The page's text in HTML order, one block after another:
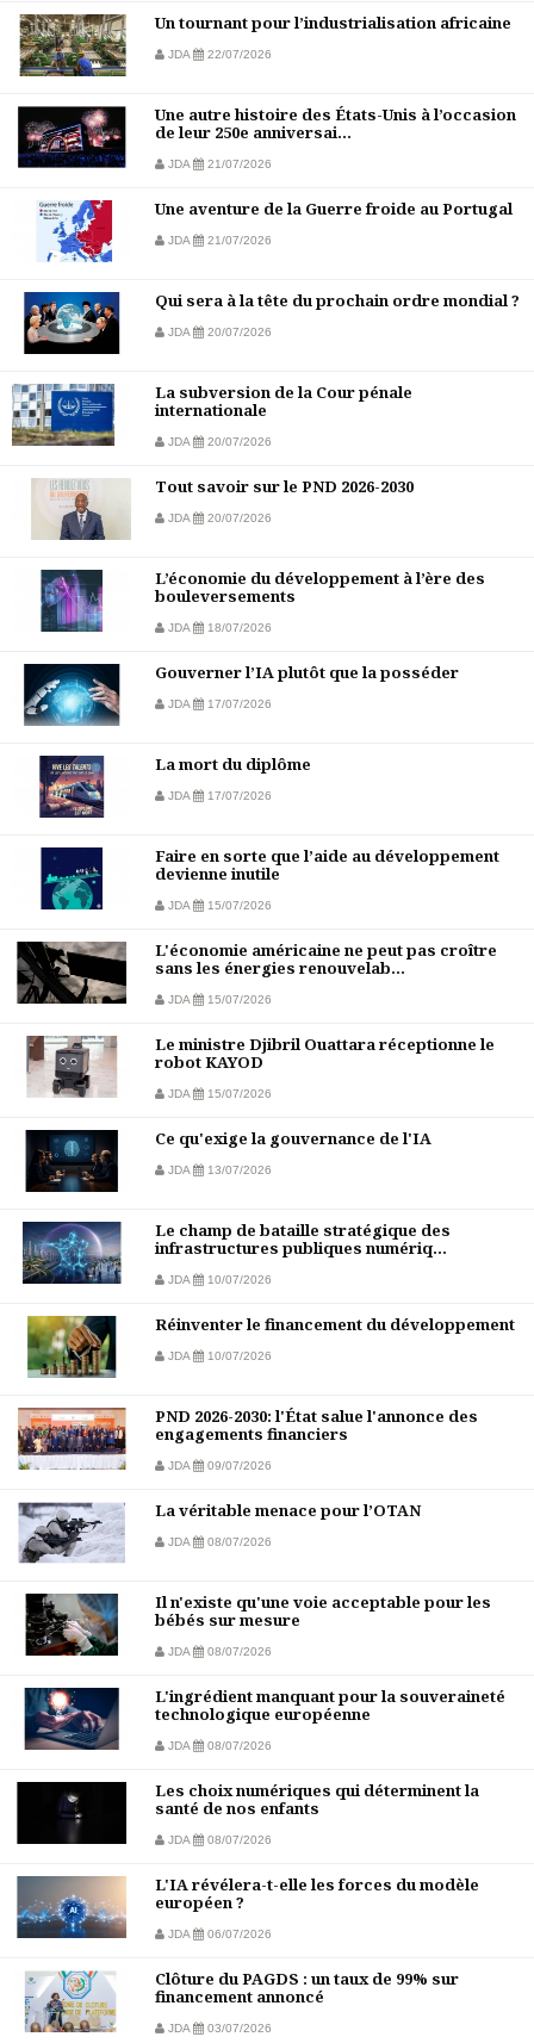
Un tournant pour l’industrialisation africaine
JDA 22/07/2026
Une autre histoire des États-Unis à l’occasion
de leur 250e anniversai...
JDA 21/07/2026
Une aventure de la Guerre froide au Portugal
JDA 21/07/2026
Qui sera à la tête du prochain ordre mondial ?
JDA 20/07/2026
La subversion de la Cour pénale
internationale
JDA 20/07/2026
Tout savoir sur le PND 2026-2030
JDA 20/07/2026
L’économie du développement à l’ère des
bouleversements
JDA 18/07/2026
Gouverner l’IA plutôt que la posséder
JDA 17/07/2026
La mort du diplôme
JDA 17/07/2026
Faire en sorte que l’aide au développement
devienne inutile
JDA 15/07/2026
L'économie américaine ne peut pas croître
sans les énergies renouvelab...
JDA 15/07/2026
Le ministre Djibril Ouattara réceptionne le
robot KAYOD
JDA 15/07/2026
Ce qu'exige la gouvernance de l'IA
JDA 13/07/2026
Le champ de bataille stratégique des
infrastructures publiques numériq...
JDA 10/07/2026
Réinventer le financement du développement
JDA 10/07/2026
PND 2026-2030: l'État salue l'annonce des
engagements financiers
JDA 09/07/2026
La véritable menace pour l’OTAN
JDA 08/07/2026
Il n'existe qu'une voie acceptable pour les
bébés sur mesure
JDA 08/07/2026
L'ingrédient manquant pour la souveraineté
technologique européenne
JDA 08/07/2026
Les choix numériques qui déterminent la
santé de nos enfants
JDA 08/07/2026
L'IA révélera-t-elle les forces du modèle
européen ?
JDA 06/07/2026
Clôture du PAGDS : un taux de 99% sur
financement annoncé
JDA 03/07/2026